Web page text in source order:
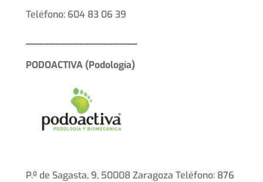
Teléfono: 604 83 06 39
PODOACTIVA (Podología)
P.º de Sagasta, 9, 50008 Zaragoza Teléfono: 876